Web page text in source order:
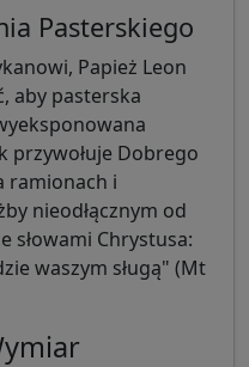
Pasterskiego
Papież Leon
aby pasterska
przywołuje Dobrego
ramionach i
nieodłącznym od
słowami Chrystusa:
waszym sługą" (Mt